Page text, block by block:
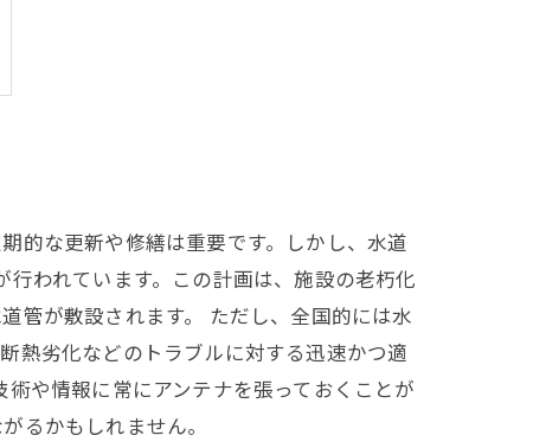
的な更新や修繕は重要です。しかし、水道
われています。この計画は、施設の老朽化
管が敷設されます。 ただし、全国的には水
熱劣化などのトラブルに対する迅速かつ適
や情報に常にアンテナを張っておくことが
るかもしれません。